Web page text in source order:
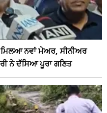
ਨਵਾਂ ਮੇਅਰ, ਸੀਨੀਅਰ
ਨੇ ਦੱਸਿਆ ਪੂਰਾ ਗਣਿਤ